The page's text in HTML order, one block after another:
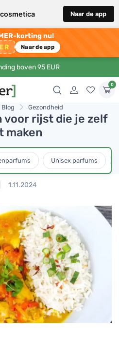
Naar de app
korting nu!
Naar de app
boven 95 EUR
0
Blog Gezondheid
voor rijst die je zelf
maken
Unisex parfums
1.11.2024